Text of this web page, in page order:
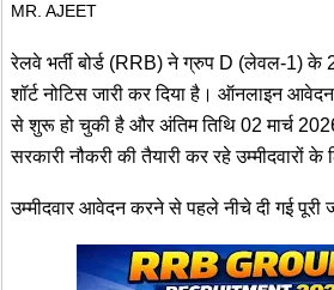
MR. AJEET
रेलवे भर्ती बोर्ड (RRB) ने ग्रुप D (लेवल-1) के
शॉर्ट नोटिस जारी कर दिया है। ऑनलाइन
से शुरू हो चुकी है और अंतिम तिथि 02 मार्च 2026
सरकारी नौकरी की तैयारी कर रहे उम्मीदवारों
उम्मीदवार आवेदन करने से पहले नीचे दी गई पूरी